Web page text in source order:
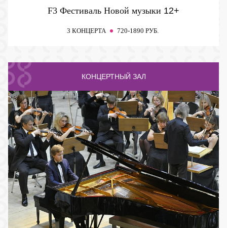
F3 Фестиваль Новой музыки 12+
3 КОНЦЕРТА 720-1890 РУБ.
КОНЦЕРТНЫЙ ЗАЛ